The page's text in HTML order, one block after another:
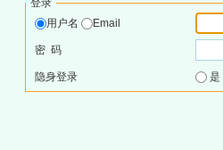
登录
用户名
Email
密 码
隐身登录